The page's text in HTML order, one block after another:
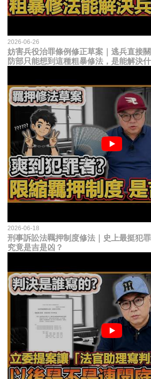
2026-06-26
妨害兵役治罪條例修正草案｜逃兵直接
防部只能想到這種粗暴修法，是能解決
2026-06-18
刑事訴訟法羈押制度修法｜史上最挺犯
究竟是吉是凶？